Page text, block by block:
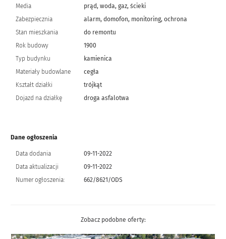
Media
prąd, woda, gaz, ścieki
Zabezpiecznia
alarm, domofon, monitoring, ochrona
Stan mieszkania
do remontu
Rok budowy
1900
Typ budynku
kamienica
Materiały budowlane
cegła
Kształt działki
trójkąt
Dojazd na działkę
droga asfalotwa
Dane ogłoszenia
Data dodania
09-11-2022
Data aktualizacji
09-11-2022
Numer ogłoszenia:
662/8621/ODS
Zobacz podobne oferty: